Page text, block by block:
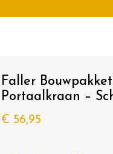
Faller
Portaalkraan –
€ 56,95